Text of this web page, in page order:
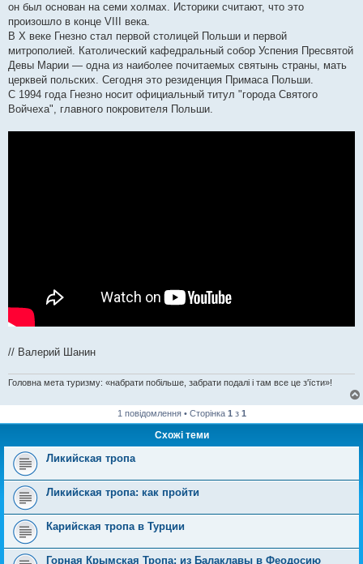
он был основан на семи холмах. Историки считают, что это
произошло в конце VIII века.
В X веке Гнезно стал первой столицей Польши и первой
митрополией. Католический кафедральный собор Успения Пресвятой
Девы Марии — одна из наиболее почитаемых святынь страны, мать
церквей польских. Сегодня это резиденция Примаса Польши.
С 1994 года Гнезно носит официальный титул "города Святого
Войчеха", главного покровителя Польши.
// Валерий Шанин
Головна мета туризму: «набрати побільше, забрати подалі і там все це з'їсти»!
1 повідомлення • Сторінка 1 з 1
Схожі теми
Ликийская тропа
Ликийская тропа: как пройти
Карийская тропа в Турции
Горная Крымская Тропа: из Балаклавы в Феодосию